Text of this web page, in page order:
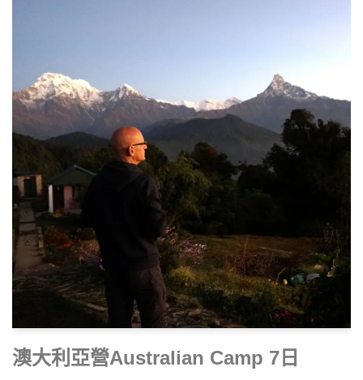
澳大利亞營Australian Camp 7日